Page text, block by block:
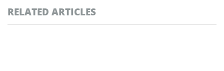
RELATED ARTICLES